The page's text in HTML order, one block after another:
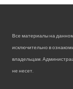
Все материалы на данном
исключительно в
владельцам.
не несет.